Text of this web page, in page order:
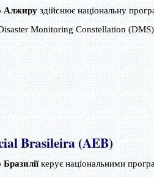
Алжиру здійснює національну
Monitoring Constellation
Brasileira (AEB)
керує національними